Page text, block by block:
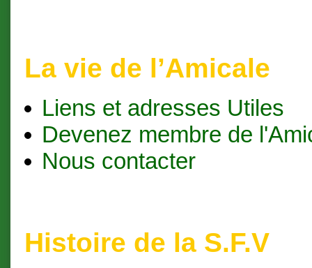
La vie de l’Amicale
Liens et adresses Utiles
Devenez membre de
Nous contacter
Histoire de la S.F.V